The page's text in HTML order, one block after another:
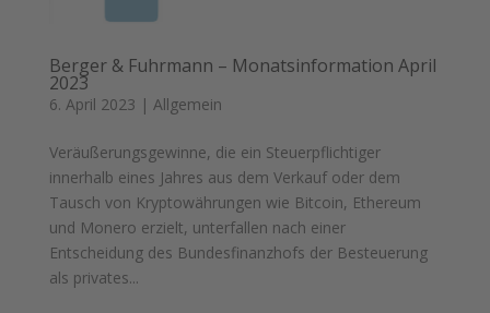
Berger & Fuhrmann – Monatsinformation April
2023
6. April 2023 | Allgemein
Veräußerungsgewinne, die ein Steuerpflichtiger
innerhalb eines Jahres aus dem Verkauf oder dem
Tausch von Kryptowährungen wie Bitcoin, Ethereum
und Monero erzielt, unterfallen nach einer
Entscheidung des Bundesfinanzhofs der Besteuerung
als privates...